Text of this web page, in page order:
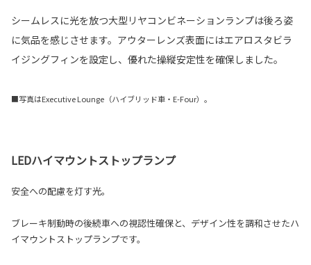
シームレスに光を放つ大型リヤコンビネーションランプは後ろ姿
に気品を感じさせます。アウターレンズ表面にはエアロスタビラ
イジングフィンを設定し、優れた操縦安定性を確保しました。
■写真はExecutive Lounge（ハイブリッド車・E-Four）。
LEDハイマウントストップランプ
安全への配慮を灯す光。
ブレーキ制動時の後続車への視認性確保と、デザイン性を調和させたハ
イマウントストップランプです。